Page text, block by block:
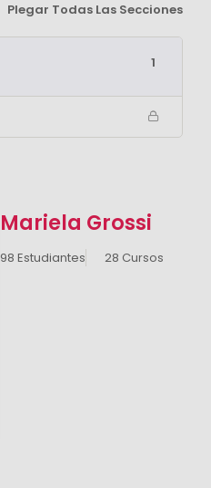
Plegar Todas Las Secciones
1
Mariela Grossi
98 Estudiantes 28 Cursos